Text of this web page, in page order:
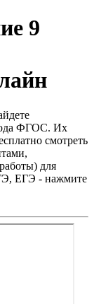
9
ФГОС. Их
смотреть
для
ЕГЭ - нажмите